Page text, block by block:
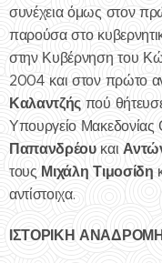
συνέχεια όμως στον
παρούσα στο
στην Κυβέρνηση του
2004 και στον πρώτο
Καλαντζής πού
Υπουργείο Μακεδονίας
Παπανδρέουκαι
τους Μιχάλη Τιμοσίδη
αντίστοιχα.
ΙΣΤΟΡΙΚΗ